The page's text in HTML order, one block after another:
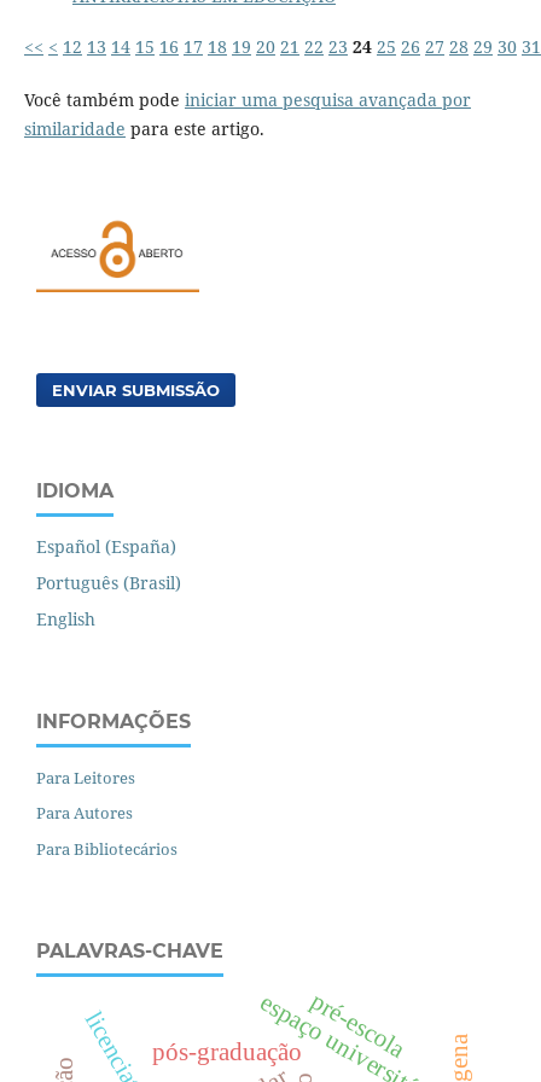
<< < 12 13 14 15 16 17 18 19 20 21 22 23 24 25 26 27 28 29 30 31
Você também pode iniciar uma pesquisa avançada por
similaridade para este artigo.
ENVIAR SUBMISSÃO
IDIOMA
Español (España)
Português (Brasil)
English
INFORMAÇÕES
Para Leitores
Para Autores
Para Bibliotecários
PALAVRAS-CHAVE
espaço universitário
pós-graduaçãopré-escola